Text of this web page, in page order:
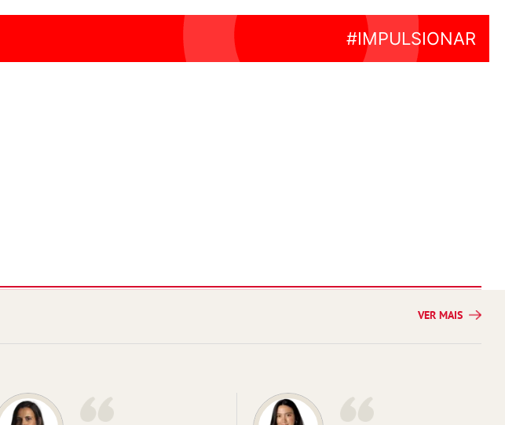
VER MAIS